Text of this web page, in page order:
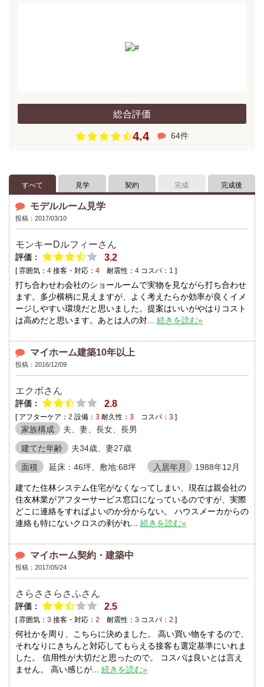
総合評価
4.4 64件
すべて 見学 契約 完成 完成後
モデルルーム見学
投稿：2017/03/10
モンキーDルフィーさん
評価： 3.2
[ 雰囲気： 4 接客・対応： 4 耐震性： 4 コスパ： 1 ]
打ち合わせわ会社のショールームで実物を見ながら打ち合わせ
ます。多少横柄に見えますが、よく考えたらか効率が良くイメ
ージしやすい環境だと思いました。提案はいいがやはりコスト
は高めだと思います。あとは人の対... 続きを読む»
マイホーム建築10年以上
投稿：2016/12/09
エクボさん
評価： 2.8
[ アフターケア： 2 設備： 3 耐久性： 3 コスパ： 3 ]
家族構成
夫、妻、長女、長男
建てた年齢
夫34歳、妻27歳
面積
延床：46坪、敷地:68坪 入居年月 1988年12月
建てた住林システム住宅がなくなってしまい、現在は親会社の
住友林業がアフターサービス窓口になっているのですが、実際
どこに連絡をすればよいのか分からない。 ハウスメーカからの
連絡も特にないクロスの剥がれ... 続きを読む»
マイホーム契約・建築中
投稿：2017/05/24
さらささらさふさん
評価： 2.5
[ 雰囲気： 3 接客・対応： 2 耐震性： 3 コスパ： 2 ]
何社かを周り、こちらに決めました。 高い買い物をするので、
それなりにきちんと対応してもらえる接客も選定基準にいれま
した。 信用性が大切だと思ったので。 コスパは良いとは言え
ません。 高い感じが... 続きを読む»